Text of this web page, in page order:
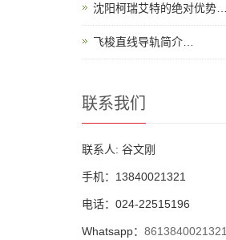
沈阳柯瑞艾特的绝对优势…
飞梭直线导轨简介…
联系我们
联系人: 谷文刚
手机：13840021321
电话：024-22515196
Whatsapp： 8613840021321